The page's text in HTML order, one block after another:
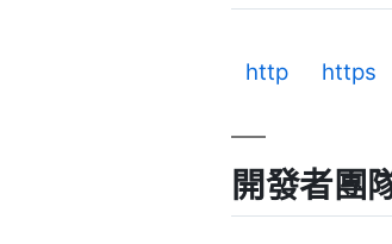
http https
開發者團